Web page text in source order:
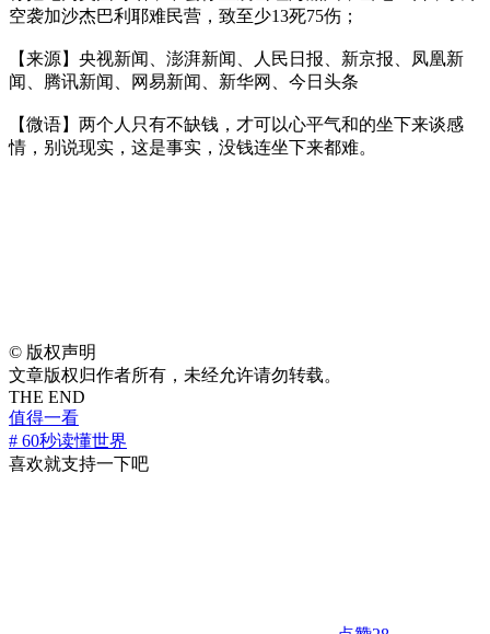
空袭加沙杰巴利耶难民营，致至少13死75伤；
【来源】央视新闻、澎湃新闻、人民日报、新京报、凤凰新
闻、腾讯新闻、网易新闻、新华网、今日头条
【微语】两个人只有不缺钱，才可以心平气和的坐下来谈感
情，别说现实，这是事实，没钱连坐下来都难。
© 版权声明
文章版权归作者所有，未经允许请勿转载。
THE END
值得一看
# 60秒读懂世界
喜欢就支持一下吧